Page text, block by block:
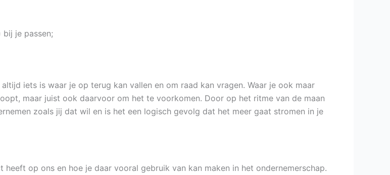
je passen;
iets is waar je op terug kan vallen en om raad kan vragen. Waar je ook maar
maar juist ook daarvoor om het te voorkomen. Door op het ritme van de maan
zoals jij dat wil en is het een logisch gevolg dat het meer gaat stromen in je
op ons en hoe je daar vooral gebruik van kan maken in het ondernemerschap.